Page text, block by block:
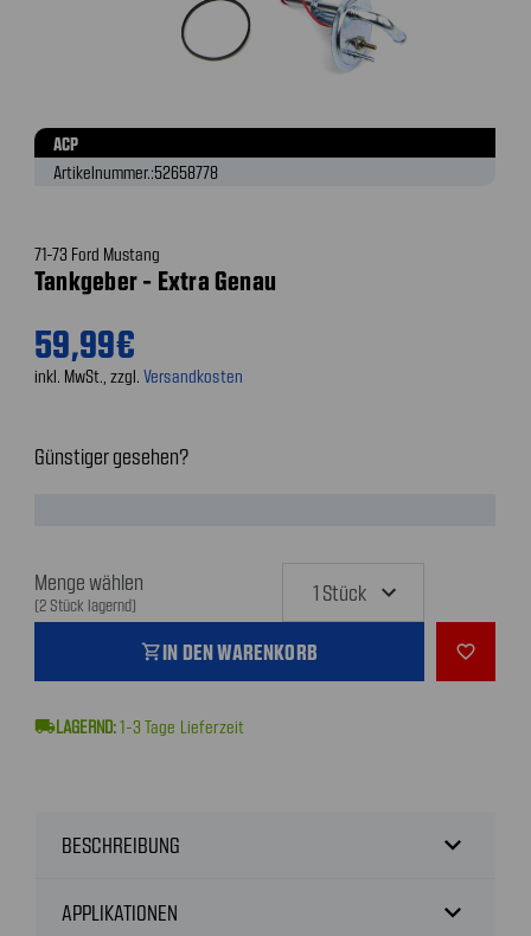
ACP
Artikelnummer.:52658778
71-73 Ford Mustang
Tankgeber - Extra Genau
59,99€
inkl. MwSt., zzgl. Versandkosten
Günstiger gesehen?
Menge wählen
(2 Stück lagernd)
shopping_cartIN DEN WARENKORB favorite_outline
local_shipping 1-3 Tage Lieferzeit
BESCHREIBUNG expand_more
APPLIKATIONEN expand_more